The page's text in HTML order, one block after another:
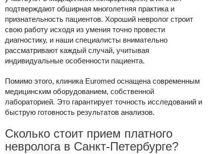
подтверждают обширная многолетняя практика и
признательность пациентов. Хороший невролог строит
свою работу исходя из умения точно провести
диагностику, и наши специалисты внимательно
рассматривают каждый случай, учитывая
индивидуальные особенности пациента.
Помимо этого, клиника Euromed оснащена современным
медицинским оборудованием, собственной
лабораторией. Это гарантирует точность исследований и
быструю готовность результатов анализов.
Сколько стоит прием платного
невролога в Санкт-Петербурге?